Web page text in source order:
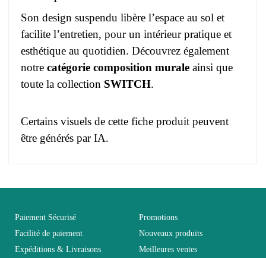
Son design suspendu libère l’espace au sol et
facilite l’entretien, pour un intérieur pratique et
esthétique au quotidien. Découvrez également
notre catégorie composition murale ainsi que
toute la collection SWITCH.
Certains visuels de cette fiche produit peuvent
être générés par IA.
Age Adulte
Collection SWITCH
Vous devez vous connecter pour laisser un avis
Paiement Sécurisé
Facilité de paiement
Expéditions & Livraisons
Promotions
Nouveaux produits
Meilleures ventes